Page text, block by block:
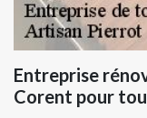
Entreprise
Corent pour